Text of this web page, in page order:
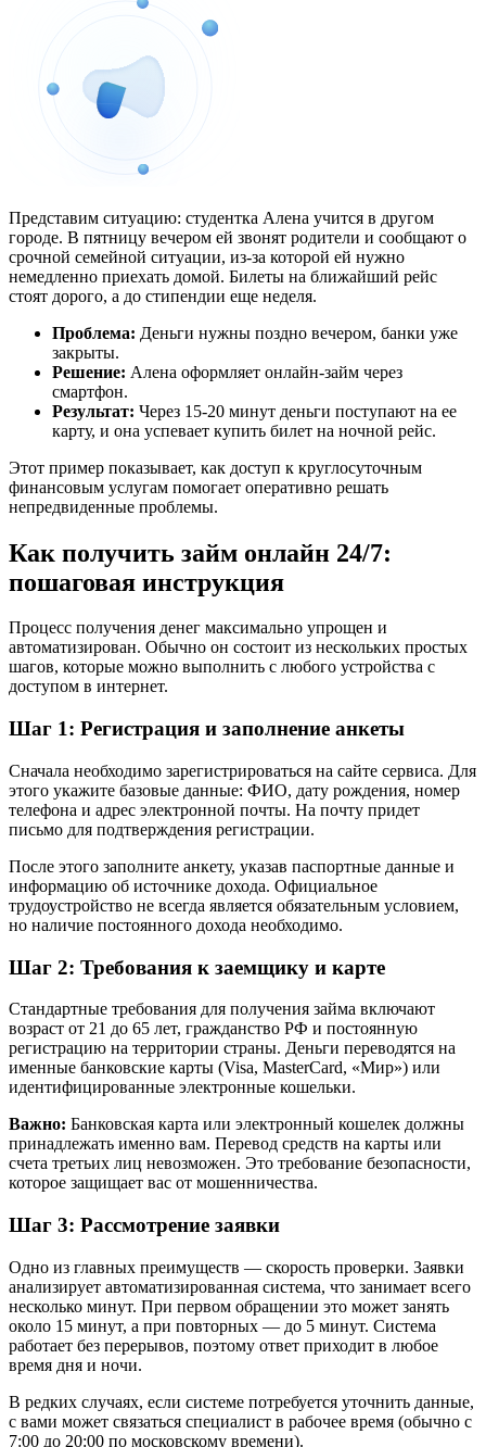
Представим ситуацию: студентка Алена учится в другом
городе. В пятницу вечером ей звонят родители и сообщают о
срочной семейной ситуации, из-за которой ей нужно
немедленно приехать домой. Билеты на ближайший рейс
стоят дорого, а до стипендии еще неделя.
Проблема: Деньги нужны поздно вечером, банки уже
закрыты.
Решение: Алена оформляет онлайн-займ через
смартфон.
Результат: Через 15-20 минут деньги поступают на ее
карту, и она успевает купить билет на ночной рейс.
Этот пример показывает, как доступ к круглосуточным
финансовым услугам помогает оперативно решать
непредвиденные проблемы.
Как получить займ онлайн 24/7:
пошаговая инструкция
Процесс получения денег максимально упрощен и
автоматизирован. Обычно он состоит из нескольких простых
шагов, которые можно выполнить с любого устройства с
доступом в интернет.
Шаг 1: Регистрация и заполнение анкеты
Сначала необходимо зарегистрироваться на сайте сервиса. Для
этого укажите базовые данные: ФИО, дату рождения, номер
телефона и адрес электронной почты. На почту придет
письмо для подтверждения регистрации.
После этого заполните анкету, указав паспортные данные и
информацию об источнике дохода. Официальное
трудоустройство не всегда является обязательным условием,
но наличие постоянного дохода необходимо.
Шаг 2: Требования к заемщику и карте
Стандартные требования для получения займа включают
возраст от 21 до 65 лет, гражданство РФ и постоянную
регистрацию на территории страны. Деньги переводятся на
именные банковские карты (Visa, MasterCard, «Мир») или
идентифицированные электронные кошельки.
Важно: Банковская карта или электронный кошелек должны
принадлежать именно вам. Перевод средств на карты или
счета третьих лиц невозможен. Это требование безопасности,
которое защищает вас от мошенничества.
Шаг 3: Рассмотрение заявки
Одно из главных преимуществ — скорость проверки. Заявки
анализирует автоматизированная система, что занимает всего
несколько минут. При первом обращении это может занять
около 15 минут, а при повторных — до 5 минут. Система
работает без перерывов, поэтому ответ приходит в любое
время дня и ночи.
В редких случаях, если системе потребуется уточнить данные,
с вами может связаться специалист в рабочее время (обычно с
7:00 до 20:00 по московскому времени).